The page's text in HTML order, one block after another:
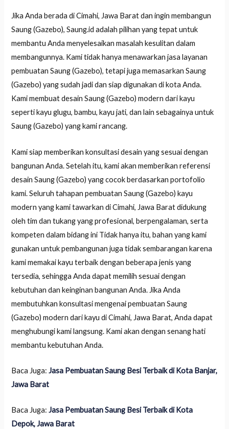
Jika Anda berada di Cimahi, Jawa Barat dan ingin membangun
Saung (Gazebo), Saung.id adalah pilihan yang tepat untuk
membantu Anda menyelesaikan masalah kesulitan dalam
membangunnya. Kami tidak hanya menawarkan jasa layanan
pembuatan Saung (Gazebo), tetapi juga memasarkan Saung
(Gazebo) yang sudah jadi dan siap digunakan di kota Anda.
Kami membuat desain Saung (Gazebo) modern dari kayu
seperti kayu glugu, bambu, kayu jati, dan lain sebagainya untuk
Saung (Gazebo) yang kami rancang.
Kami siap memberikan konsultasi desain yang sesuai dengan
bangunan Anda. Setelah itu, kami akan memberikan referensi
desain Saung (Gazebo) yang cocok berdasarkan portofolio
kami. Seluruh tahapan pembuatan Saung (Gazebo) kayu
modern yang kami tawarkan di Cimahi, Jawa Barat didukung
oleh tim dan tukang yang profesional, berpengalaman, serta
kompeten dalam bidang ini Tidak hanya itu, bahan yang kami
gunakan untuk pembangunan juga tidak sembarangan karena
kami memakai kayu terbaik dengan beberapa jenis yang
tersedia, sehingga Anda dapat memilih sesuai dengan
kebutuhan dan keinginan bangunan Anda. Jika Anda
membutuhkan konsultasi mengenai pembuatan Saung
(Gazebo) modern dari kayu di Cimahi, Jawa Barat, Anda dapat
menghubungi kami langsung. Kami akan dengan senang hati
membantu kebutuhan Anda.
Baca Juga:Jasa Pembuatan Saung Besi Terbaik di Kota Banjar,
Jawa Barat
Baca Juga:Jasa Pembuatan Saung Besi Terbaik di Kota
Depok, Jawa Barat